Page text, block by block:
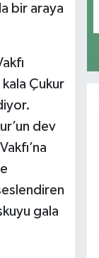
bir araya
Çukur
dev
gala